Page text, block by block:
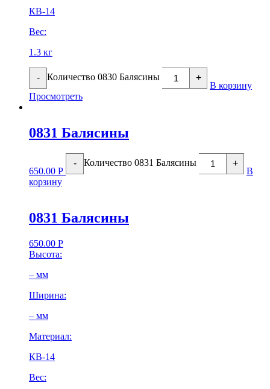
КВ-14
Вес:
1.3 кг
- Количество 0830 Балясины +
В корзину
Просмотреть
0831 Балясины
650.00 Р
- Количество 0831 Балясины +
В
корзину
0831 Балясины
650.00 Р
Высота:
– мм
Ширина:
– мм
Материал:
КВ-14
Вес: